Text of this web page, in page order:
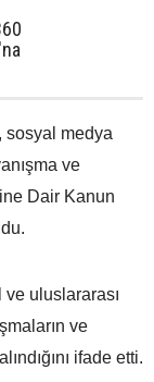
sosyal medya
ve
Dair Kanun
ve uluslararası
ve
ifade etti.